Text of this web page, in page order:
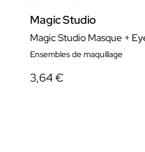
Magic Studio
Magic Studio Masque +
Ensembles de maquillage
3,64 €